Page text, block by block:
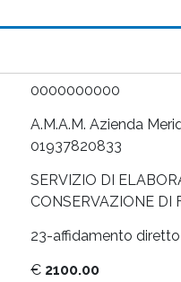
0000000000
A.M.A.M. Azienda
01937820833
SERVIZIO DI
CONSERVAZIONE DI
23-affidamento diretto
€ 2100.00